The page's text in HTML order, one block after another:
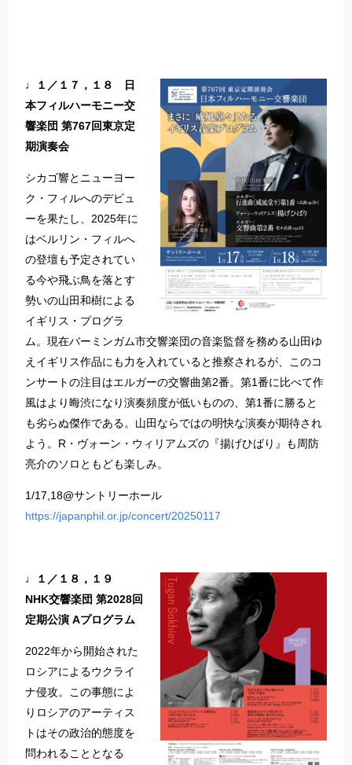
♩１／１７，１８ 日
本フィルハーモニー交
響楽団 第767回東京定
期演奏会
シカゴ響とニューヨー
ク・フィルへのデビュ
ーを果たし、2025年に
はベルリン・フィルへ
の登壇も予定されてい
る今や飛ぶ鳥を落とす
勢いの山田和樹による
イギリス・プログラ
ム。現在バーミンガム市交響楽団の音楽監督を務める山田ゆ
えイギリス作品にも力を入れていると推察されるが、このコ
ンサートの注目はエルガーの交響曲第2番。第1番に比べて作
風はより晦渋になり演奏頻度が低いものの、第1番に勝ると
も劣らぬ傑作である。山田ならではの明快な演奏が期待され
よう。R・ヴォーン・ウィリアムズの『揚げひばり』も周防
亮介のソロともども楽しみ。
1/17,18@サントリーホール
https://japanphil.or.jp/concert/20250117
♩１／１８，１９
NHK交響楽団 第2028回
定期公演 Aプログラム
2022年から開始された
ロシアによるウクライ
ナ侵攻。この事態によ
りロシアのアーティス
トはその政治的態度を
問われることとなる